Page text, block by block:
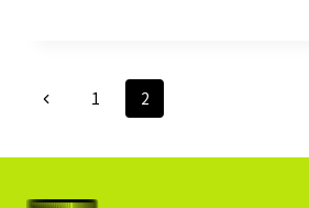
Page
Previous
1 2